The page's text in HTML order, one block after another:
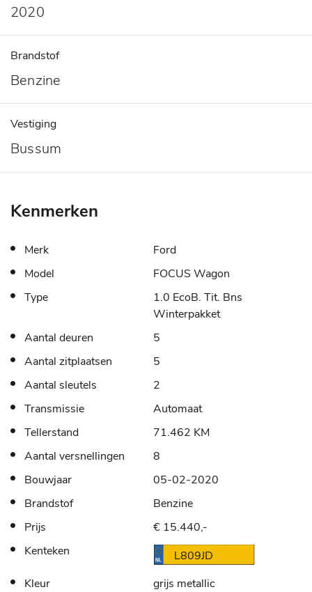
2020
Brandstof
Benzine
Vestiging
Bussum
Kenmerken
Merk
Ford
Model
FOCUS Wagon
Type
1.0 EcoB. Tit. Bns
Winterpakket
Aantal deuren
5
Aantal zitplaatsen
5
Aantal sleutels
2
Transmissie
Automaat
Tellerstand
71.462 KM
Aantal versnellingen
8
Bouwjaar
05-02-2020
Brandstof
Benzine
Prijs
€ 15.440,-
Kenteken
L809JD
Kleur
grijs metallic